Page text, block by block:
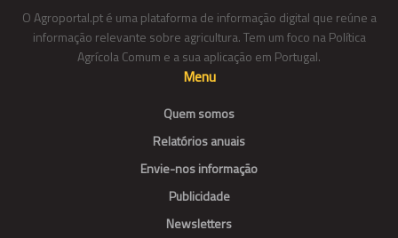
O Agroportal.pt é uma plataforma de informação digital que reúne a
informação relevante sobre agricultura. Tem um foco na Política
Agrícola Comum e a sua aplicação em Portugal.
Menu
Quem somos
Relatórios anuais
Envie-nos informação
Publicidade
Newsletters